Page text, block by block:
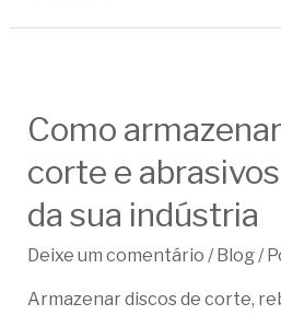
Como
corte e
da sua indústria
Deixe um comentário / Blog/
Armazenar discos de corte,